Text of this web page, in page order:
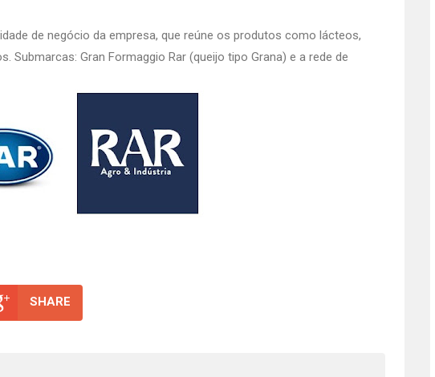
de negócio da empresa, que reúne os produtos como lácteos,
Submarcas: Gran Formaggio Rar (queijo tipo Grana) e a rede de
SHARE